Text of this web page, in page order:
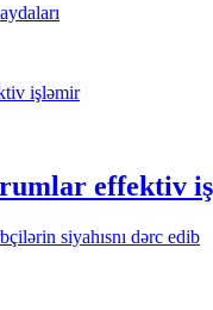
effektiv